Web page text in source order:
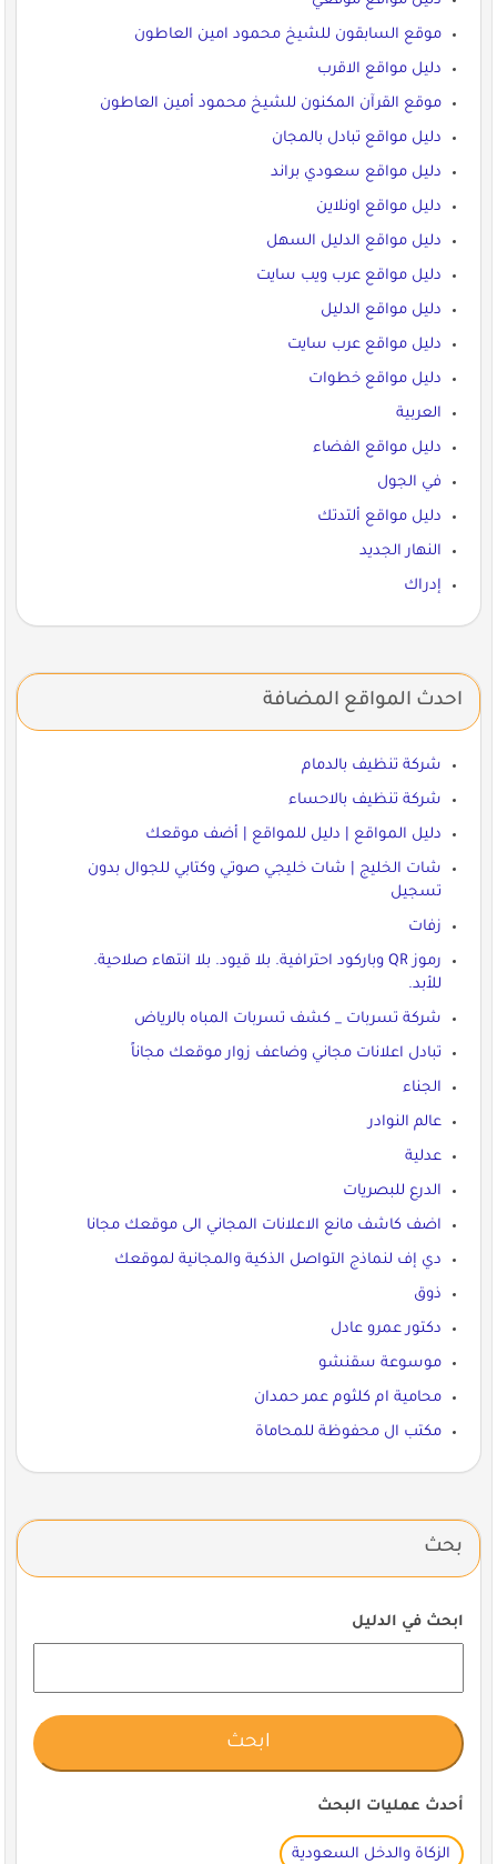
موقع السابقون للشيخ محمود امين العاطون
دليل مواقع الاقرب
موقع القرآن المكنون للشيخ محمود أمين العاطون
دليل مواقع تبادل بالمجان
دليل مواقع سعودي براند
دليل مواقع اونلاين
دليل مواقع الدليل السهل
دليل مواقع عرب ويب سايت
دليل مواقع الدليل
دليل مواقع عرب سايت
دليل مواقع خطوات
العربية
دليل مواقع الفضاء
في الجول
دليل مواقع ألتدتك
النهار الجديد
إدراك
احدث المواقع المضافة
شركة تنظيف بالدمام
شركة تنظيف بالاحساء
دليل المواقع | دليل للمواقع | أضف موقعك
شات الخليج | شات خليجي صوتي وكتابي للجوال بدون
تسجيل
زفات
رموز QR وباركود احترافية. بلا قيود. بلا انتهاء صلاحية.
للأبد.
شركة تسربات _ كشف تسربات المباه بالرياض
تبادل اعلانات مجاني وضاعف زوار موقعك مجاناً
الجناء
عالم النوادر
عدلية
الدرع للبصريات
اضف كاشف مانع الاعلانات المجاني الى موقعك مجانا
دي إف لنماذج التواصل الذكية والمجانية لموقعك
ذوق
دكتور عمرو عادل
موسوعة سقنشو
محامية ام كلثوم عمر حمدان
مكتب ال محفوظة للمحاماة
بحث
ابحث في الدليل
أحدث عمليات البحث
الزكاة والدخل السعودية